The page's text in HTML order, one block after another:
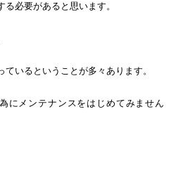
必要があると思います。
いるということが多々あります。
にメンテナンスをはじめてみません